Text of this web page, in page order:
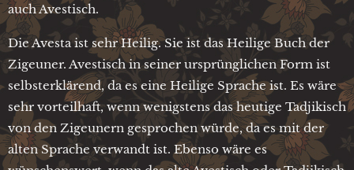
auch Avestisch.
Die Avesta ist sehr Heilig. Sie ist das Heilige Buch der
Zigeuner. Avestisch in seiner ursprünglichen Form ist
selbsterklärend, da es eine Heilige Sprache ist. Es wäre
sehr vorteilhaft, wenn wenigstens das heutige Tadjikisch
von den Zigeunern gesprochen würde, da es mit der
alten Sprache verwandt ist. Ebenso wäre es